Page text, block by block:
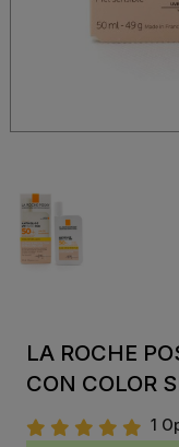
LA ROCHE
CON COLOR
1